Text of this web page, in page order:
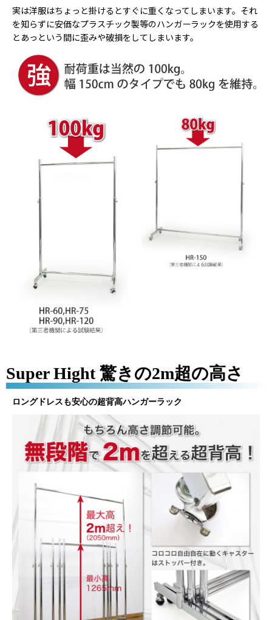
実は洋服はちょっと掛けるとすぐに重くなってしまいます。それ
を知らずに安価なプラスチック製等のハンガーラックを使用する
とあっという間に歪みや破損をしてしまいます。
Super Hight 驚きの2m超の高さ
ロングドレスも安心の超背高ハンガーラック